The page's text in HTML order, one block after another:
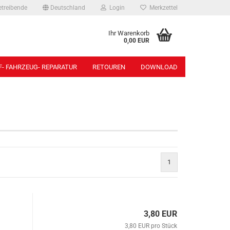
Deutschland Login Merkzettel
Ihr Warenkorb
0,00 EUR
FAHRZEUG- REPARATUR RETOUREN DOWNLOAD
5-Kammerleuchten
6-Kammerleuchten
Bolzen für Kipplager
Sonstige
1
3,80 EUR
3,80 EUR pro Stück